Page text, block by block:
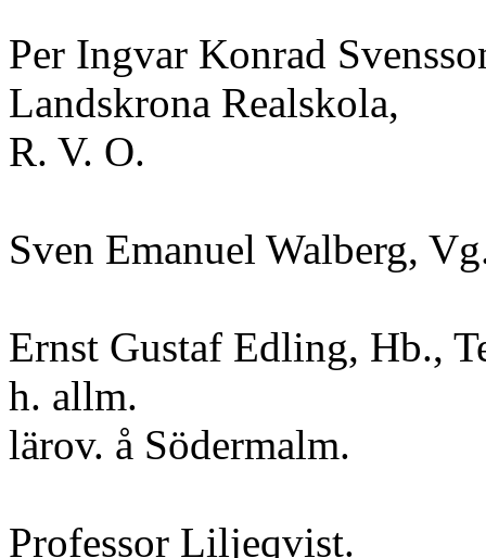
Per Ingvar Konrad
Landskrona Realskola,
R. V. O.
Sven Emanuel Walberg,
Ernst Gustaf Edling, Hb.,
h. allm.
lärov. å Södermalm.
Professor Liljeqvist.